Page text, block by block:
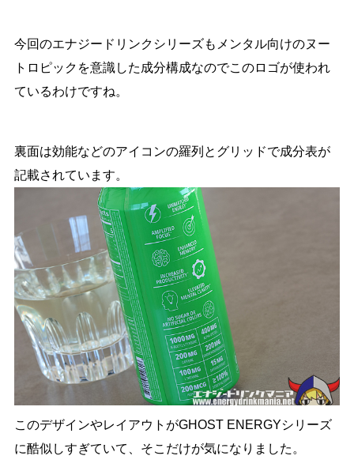
今回のエナジードリンクシリーズもメンタル向けのヌー
トロピックを意識した成分構成なのでこのロゴが使われ
ているわけですね。
裏面は効能などのアイコンの羅列とグリッドで成分表が
記載されています。
このデザインやレイアウトがGHOST ENERGYシリーズ
に酷似しすぎていて、そこだけが気になりました。